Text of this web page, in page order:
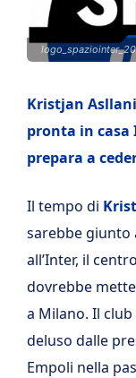
Kristjan
pronta in casa
prepara a
Il tempo di
sarebbe giunto
all’Inter, il
dovrebbe
a Milano. Il
deluso dalle
Empoli nella